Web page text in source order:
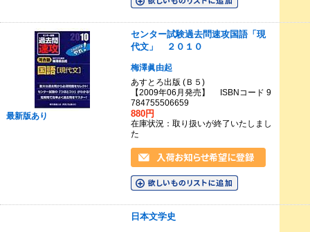
最新版あり
センター試験過去問速攻国語「現
代文」 ２０１０
梅澤眞由起
あすとろ出版 (Ｂ５)
【2009年06月発売】 ISBNコード 9
784755506659
880円
在庫状況：取り扱いが終了いたしまし
た
日本文学史